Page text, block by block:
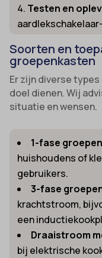
Testen en
Soorten en
groepenkasten
Er zijn diverse
doel dienen. Wij
situatie en wensen.
1-fase
huishoudens of
gebruikers.
3-fase
krachtstroom,
een
Draaistroom
bij elektrische